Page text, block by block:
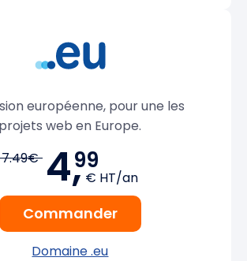
européenne, pour une les
projets web en Europe.
7.49€ 4,99
€ HT/an
Commander
Domaine .eu